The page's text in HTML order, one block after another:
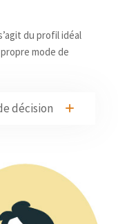
du profil idéal
mode de
décision
ses forces et de
de
Pour chacun